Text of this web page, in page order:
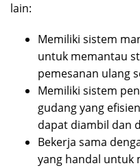
lain:
Memiliki sistem
untuk memantau
pemesanan ulang
Memiliki sistem
gudang yang
dapat diambil dan
Bekerja sama
yang handal untuk